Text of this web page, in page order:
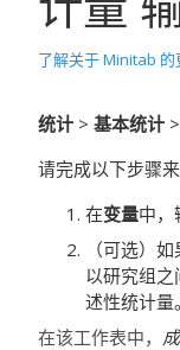
了解关于 Minitab 的
统计 > 基本统计 >
请完成以下步骤
在变量中，
（可选）
以研究组之
述性统计量。
在该工作表中，